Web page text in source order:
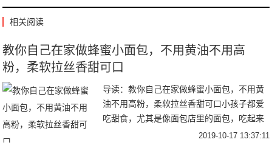
相关阅读
教你自己在家做蜂蜜小面包，不用黄油不用高
粉，柔软拉丝香甜可口
导读：教你自己在家做蜂蜜小面包，不用黄
油不用高粉，柔软拉丝香甜可口小孩子都爱
吃甜食，尤其是像面包店里的面包，吃起来
非常的香甜可口，而且又比较松软，所以深
2019-10-17 13:37:11